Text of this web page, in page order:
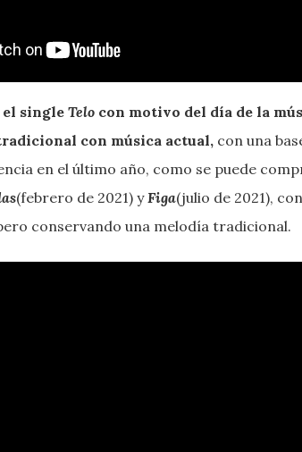
el single Telo con motivo del día de la
con música actual, con una
en el último año, como se puede
(febrero de 2021) y Figa(julio de 2021),
conservando una melodía tradicional.